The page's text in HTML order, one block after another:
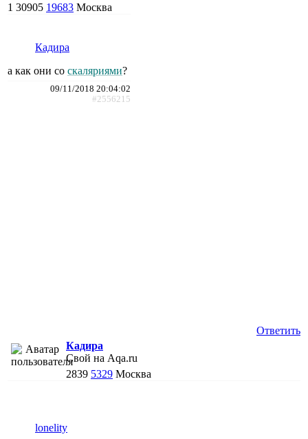
1 30905 19683 Москва
Кадира
а как они со скаляриями?
09/11/2018 20:04:02
#2556215
Ответить
Кадира
Свой на Aqa.ru
2839 5329 Москва
lonelity